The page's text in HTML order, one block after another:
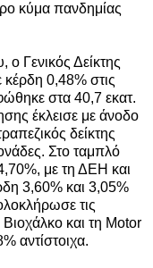
κύμα πανδημίας
ο Γενικός Δείκτης
κέρδη 0,48% στις
στα 40,7 εκατ.
έκλεισε με άνοδο
δείκτης
Στο ταμπλό
με τη ΔΕΗ και
3,60% και 3,05%
τις
και τη Motor
αντίστοιχα.